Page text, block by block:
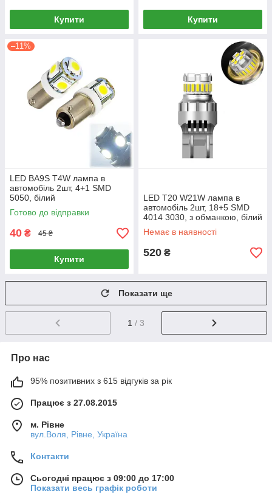
Купити Купити
–11%
LED BA9S T4W лампа в
автомобіль 2шт, 4+1 SMD
5050, білий
Готово до відправки
40 ₴ 45 ₴
Купити
LED T20 W21W лампа в
автомобіль 2шт, 18+5 SMD
4014 3030, з обманкою, білий
Немає в наявності
520 ₴
Показати ще
1 / 3
Про нас
95% позитивних з 615 відгуків за рік
Працює з 27.08.2015
м. Рівне
вул.Воля, Рівне, Україна
Контакти
Сьогодні працює з 09:00 до 17:00
Показати весь графік роботи